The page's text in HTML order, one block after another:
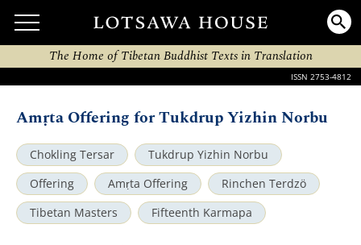
The Home of Tibetan Buddhist Texts in Translation
ISSN 2753-4812
Amṛta Offering for Tukdrup Yizhin Norbu
Chokling Tersar
Tukdrup Yizhin Norbu
Offering
Amṛta Offering
Rinchen Terdzö
Tibetan Masters
Fifteenth Karmapa